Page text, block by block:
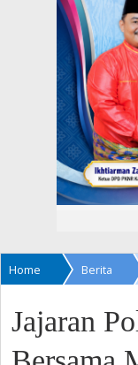
Home Berita
Jajaran